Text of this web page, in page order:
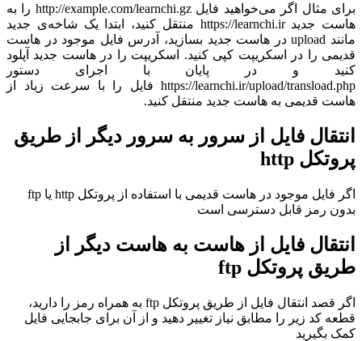
برای مثال اگر می‌خواهید فایل http://example.com/learnchi.gz را به
هاست جدید https://learnchi.ir منتقل کنید، ابتدا یک شاخه‌ی جدید
مانند upload در هاست جدید بسازید، آدرس فایل موجود در هاست
قدیمی را در اسکریپت کپی کنید. اسکریپت را در هاست جدید آپلود
کنید و در پایان با اجرای دستور
https://learnchi.ir/upload/transload.php فایل را با سرعت زیاد از
هاست قدیمی به هاست جدید منتقل کنید.
انتقال فایل از سرور به سرور دیگر از طریق
پروتکل http
اگر فایل موجود در هاست قدیمی با استفاده از پروتکل http یا ftp
بدون رمز قابل دسترسی است
انتقال فایل از هاست به هاست دیگر از
طریق پروتکل ftp
اگر قصد انتقال فایل از طریق پروتکل ftp به همراه رمز را دارید،
قطعه کد زیر را مطابق نیاز تغییر دهید و از آن برای جابجایی فایل
کمک بگیرید